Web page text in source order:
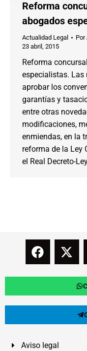
Reforma
abogados
Actualidad Legal Por
23 abril, 2015
Reforma
especialistas. Las
aprobar los
garantías y
entre otras
modificaciones,
enmiendas, en la
reforma de la Ley
el Real Decreto-
Aviso legal